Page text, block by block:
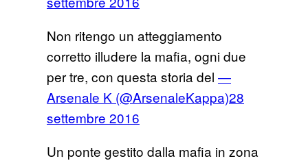
Non ritengo un atteggiamento
corretto illudere la mafia, ogni due
per tre, con questa storia del —
Arsenale K (@ArsenaleKappa)28
settembre 2016
Un ponte gestito dalla mafia in zona